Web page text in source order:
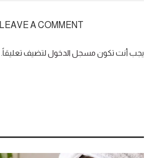
LEAVE A COMMENT
يجب أنت تكون مسجل الدخول لتضيف تعليقاً.